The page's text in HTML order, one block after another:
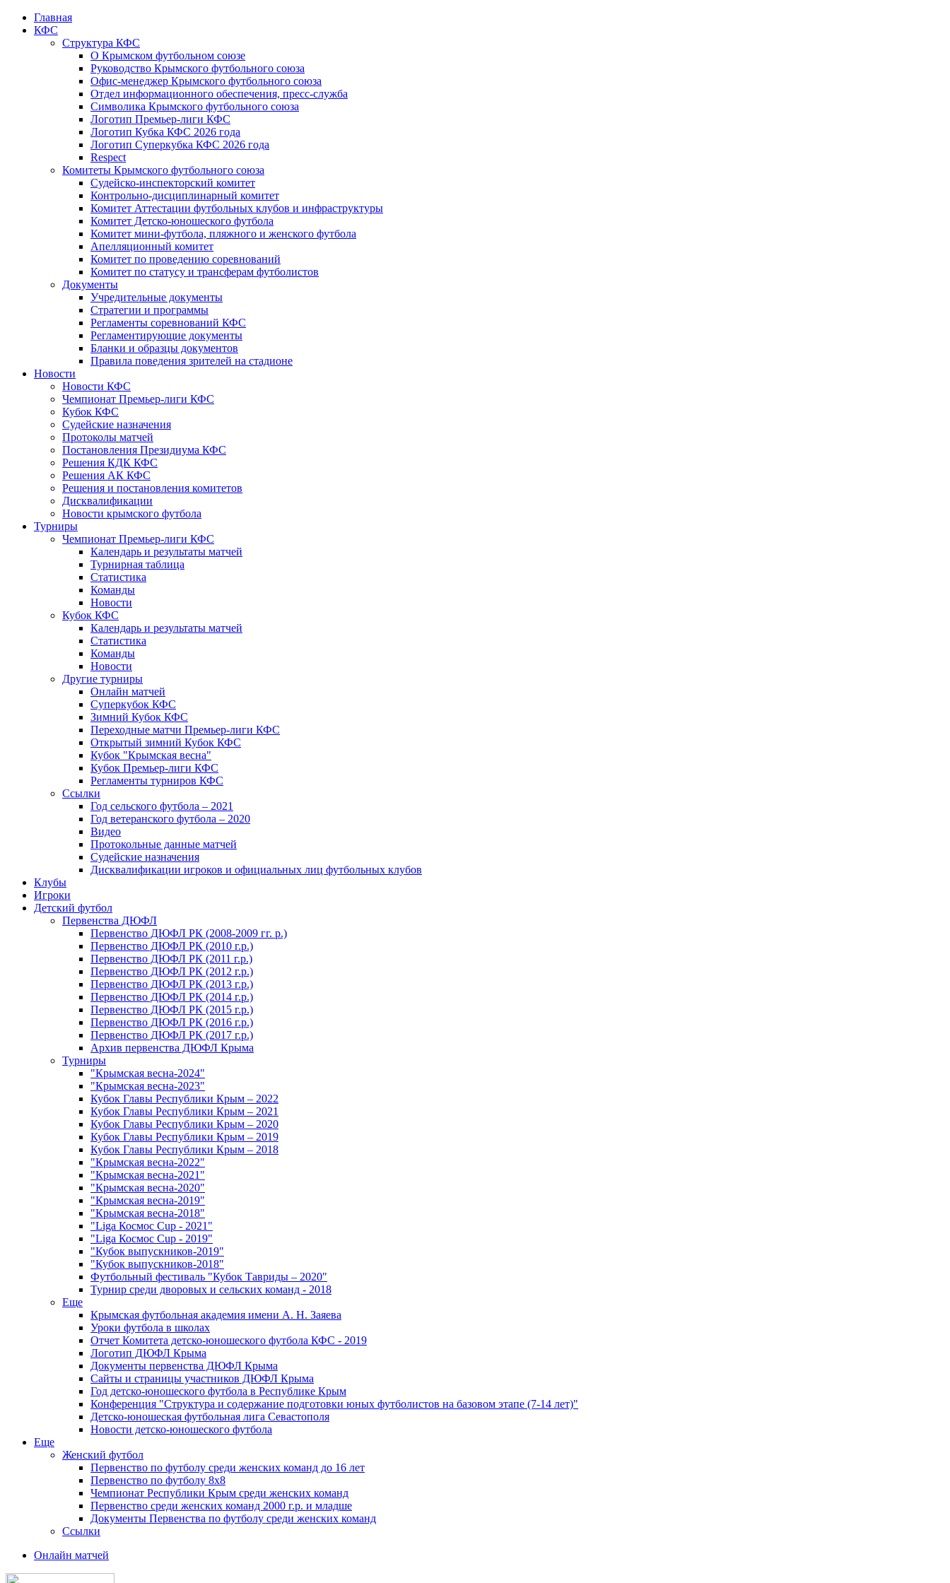
Главная
КФС
Структура КФС
О Крымском футбольном союзе
Руководство Крымского футбольного союза
Офис-менеджер Крымского футбольного союза
Отдел информационного обеспечения, пресс-служба
Символика Крымского футбольного союза
Логотип Премьер-лиги КФС
Логотип Кубка КФС 2026 года
Логотип Суперкубка КФС 2026 года
Respect
Комитеты Крымского футбольного союза
Судейско-инспекторский комитет
Контрольно-дисциплинарный комитет
Комитет Аттестации футбольных клубов и инфраструктуры
Комитет Детско-юношеского футбола
Комитет мини-футбола, пляжного и женского футбола
Апелляционный комитет
Комитет по проведению соревнований
Комитет по статусу и трансферам футболистов
Документы
Учредительные документы
Стратегии и программы
Регламенты соревнований КФС
Регламентирующие документы
Бланки и образцы документов
Правила поведения зрителей на стадионе
Новости
Новости КФС
Чемпионат Премьер-лиги КФС
Кубок КФС
Судейские назначения
Протоколы матчей
Постановления Президиума КФС
Решения КДК КФС
Решения АК КФС
Решения и постановления комитетов
Дисквалификации
Новости крымского футбола
Турниры
Чемпионат Премьер-лиги КФС
Календарь и результаты матчей
Турнирная таблица
Статистика
Команды
Новости
Кубок КФС
Календарь и результаты матчей
Статистика
Команды
Новости
Другие турниры
Онлайн матчей
Суперкубок КФС
Зимний Кубок КФС
Переходные матчи Премьер-лиги КФС
Открытый зимний Кубок КФС
Кубок "Крымская весна"
Кубок Премьер-лиги КФС
Регламенты турниров КФС
Ссылки
Год сельского футбола – 2021
Год ветеранского футбола – 2020
Видео
Протокольные данные матчей
Судейские назначения
Дисквалификации игроков и официальных лиц футбольных клубов
Клубы
Игроки
Детский футбол
Первенства ДЮФЛ
Первенство ДЮФЛ РК (2008-2009 гг. р.)
Первенство ДЮФЛ РК (2010 г.р.)
Первенство ДЮФЛ РК (2011 г.р.)
Первенство ДЮФЛ РК (2012 г.р.)
Первенство ДЮФЛ РК (2013 г.р.)
Первенство ДЮФЛ РК (2014 г.р.)
Первенство ДЮФЛ РК (2015 г.р.)
Первенство ДЮФЛ РК (2016 г.р.)
Первенство ДЮФЛ РК (2017 г.р.)
Архив первенства ДЮФЛ Крыма
Турниры
"Крымская весна-2024"
"Крымская весна-2023"
Кубок Главы Республики Крым – 2022
Кубок Главы Республики Крым – 2021
Кубок Главы Республики Крым – 2020
Кубок Главы Республики Крым – 2019
Кубок Главы Республики Крым – 2018
"Крымская весна-2022"
"Крымская весна-2021"
"Крымская весна-2020"
"Крымская весна-2019"
"Крымская весна-2018"
"Liga Космос Cup - 2021"
"Liga Космос Cup - 2019"
"Кубок выпускников-2019"
"Кубок выпускников-2018"
Футбольный фестиваль "Кубок Тавриды – 2020"
Турнир среди дворовых и сельских команд - 2018
Еще
Крымская футбольная академия имени А. Н. Заяева
Уроки футбола в школах
Отчет Комитета детско-юношеского футбола КФС - 2019
Логотип ДЮФЛ Крыма
Документы первенства ДЮФЛ Крыма
Сайты и страницы участников ДЮФЛ Крыма
Год детско-юношеского футбола в Республике Крым
Конференция "Структура и содержание подготовки юных футболистов на базовом этапе (7-14 лет)"
Детско-юношеская футбольная лига Севастополя
Новости детско-юношеского футбола
Еще
Женский футбол
Первенство по футболу среди женских команд до 16 лет
Первенство по футболу 8х8
Чемпионат Республики Крым среди женских команд
Первенство среди женских команд 2000 г.р. и младше
Документы Первенства по футболу среди женских команд
Ссылки
Онлайн матчей